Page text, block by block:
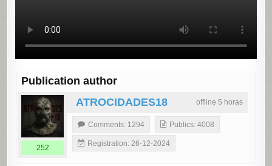
Publication author
offline 5 horas
ATROCIDADES18
252
Comments: 1294 Publics: 4008
Registration: 26-12-2024